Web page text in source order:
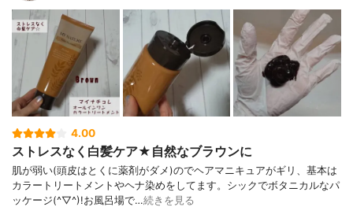
4.00
ストレスなく白髪ケア★自然なブラウンに
肌が弱い(頭皮はとくに薬剤がダメ)のでヘアマニキュアがギリ、基本は
カラートリートメントやヘナ染めをしてます。シックでボタニカルなパ
ッケージ(^▽^)!お風呂場で…続きを見る